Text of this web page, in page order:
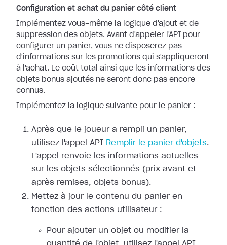
Configuration et achat du panier côté client
Implémentez vous-même la logique d'ajout et de
suppression des objets. Avant d'appeler l'API pour
configurer un panier, vous ne disposerez pas
d'informations sur les promotions qui s'appliqueront
à l'achat. Le coût total ainsi que les informations des
objets bonus ajoutés ne seront donc pas encore
connus.
Implémentez la logique suivante pour le panier :
Après que le joueur a rempli un panier,
utilisez l'appel API Remplir le panier d'objets.
L'appel renvoie les informations actuelles
sur les objets sélectionnés (prix avant et
après remises, objets bonus).
Mettez à jour le contenu du panier en
fonction des actions utilisateur :
Pour ajouter un objet ou modifier la